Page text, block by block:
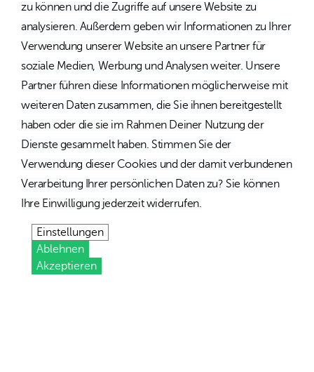
zu können und die Zugriffe auf unsere Website zu
analysieren. Außerdem geben wir Informationen zu Ihrer
Verwendung unserer Website an unsere Partner für
soziale Medien, Werbung und Analysen weiter. Unsere
Partner führen diese Informationen möglicherweise mit
weiteren Daten zusammen, die Sie ihnen bereitgestellt
haben oder die sie im Rahmen Deiner Nutzung der
Dienste gesammelt haben. Stimmen Sie der
Verwendung dieser Cookies und der damit verbundenen
Verarbeitung Ihrer persönlichen Daten zu? Sie können
Ihre Einwilligung jederzeit widerrufen.
Einstellungen
Ablehnen
Akzeptieren